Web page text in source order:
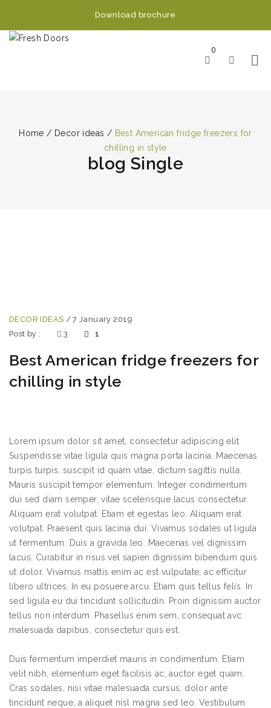
Download brochure
0
Home / Decor ideas / Best American fridge freezers for
chilling in style
blog Single
DECOR IDEAS / 7 January 2019
Post by :
3 1
Best American fridge freezers for
chilling in style
Lorem ipsum dolor sit amet, consectetur adipiscing elit.
Suspendisse vitae ligula quis magna porta lacinia. Maecenas
turpis turpis, suscipit id quam vitae, dictum sagittis nulla.
Mauris suscipit tempor elementum. Integer condimentum
dui sed diam semper, vitae scelerisque lacus consectetur.
Aliquam erat volutpat. Etiam et egestas leo. Aliquam erat
volutpat. Praesent quis lacinia dui. Vivamus sodales ut ligula
ut fermentum. Duis a gravida leo. Maecenas vel dignissim
lacus. Curabitur in risus vel sapien dignissim bibendum quis
ut dolor. Vivamus mattis enim ac est vulputate, ac efficitur
libero ultrices. In eu posuere arcu. Etiam quis tellus felis. In
sed ligula eu dui tincidunt sollicitudin. Proin dignissim auctor
tellus non interdum. Phasellus enim sem, consequat avc
malesuada dapibus, consectetur quis est.
Duis fermentum imperdiet mauris in condimentum. Etiam
velit nibh, elementum eget facilisis ac, auctor eget quam.
Cras sodales, nisi vitae malesuada cursus, dolor ante
tincidunt neque, a aliquet nisl magna sed leo. Vestibulum